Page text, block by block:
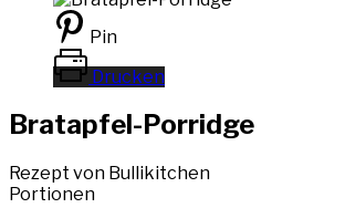
Pin
Drucken
Bratapfel-Porridge
Rezept von Bullikitchen
Portionen